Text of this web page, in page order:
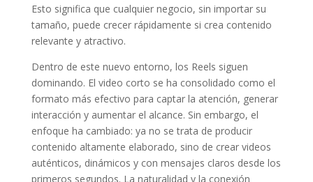
Esto significa que cualquier negocio, sin importar su
tamaño, puede crecer rápidamente si crea contenido
relevante y atractivo.
Dentro de este nuevo entorno, los Reels siguen
dominando. El video corto se ha consolidado como el
formato más efectivo para captar la atención, generar
interacción y aumentar el alcance. Sin embargo, el
enfoque ha cambiado: ya no se trata de producir
contenido altamente elaborado, sino de crear videos
auténticos, dinámicos y con mensajes claros desde los
primeros segundos. La naturalidad y la conexión